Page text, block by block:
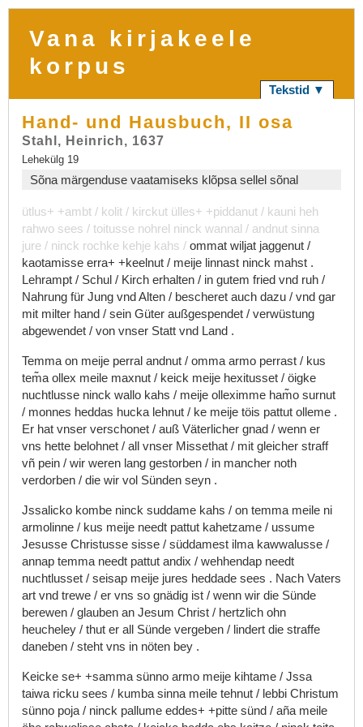
Vana kirjakeele
korpus
Tekstid ▼
Hand- und Hausbuch, II osa
Stahl, Heinrich, 1637
Lehekülg 19
Sõna märgenduse vaatamiseks klõpsa sellel sõnal
ütlus+ +ambt / kolit / kirckut ülles+ +piddanut / kauni heh
rahwo sees / toitusse nohrel ninck wannal / andnut sinna
jure / ninck rochke kehje kahs / ommat wiljat jaggenut /
kaotamisse erra+ +keelnut / meije linnast ninck mahst .
Lehrampt / Schul / Kirch erhalten / in gutem fried vnd ruh /
Nahrung für Jung vndAlten / bescheret auch dazu / vnd gar
mit milter hand / sein Güter außgespendet / verwüstung
abgewendet / von vnser Statt vnd Land .
Temma on meije perral andnut / omma armo perrast / kus
tem͂a ollex meile maxnut / keick meije hexitusset / öigke
nuchtlusse ninck wallo kahs / meije olleximme ham͂o surnut
/ monnes heddas hucka lehnut / ke meije töis pattut olleme .
Er hat vnser verschonet / auß Väterlicher gnad / wenn er
vns hette belohnet / all vnser Missethat / mit gleicher straff
vñ pein / wir weren lang gestorben / in mancher noth
verdorben / die wir vol Sünden seyn .
Jssalicko kombe ninck suddame kahs / on temma meile ni
armolinne / kus meije needt pattut kahetzame / ussume
Jesusse Christusse sisse / süddamest ilma kawwalusse /
annap temma needt pattut andix / wehhendap needt
nuchtlusset / seisap meije jures heddade sees . Nach Vaters
art vnd trewe / er vns so gnädig ist / wenn wir die Sünde
berewen / glauben an Jesum Christ / hertzlich ohn
heucheley / thut er all Sünde vergeben / lindert die straffe
daneben / steht vns in nöten bey .
Keicke se+ +samma sünno armo meije kihtame / Jssa
taiwa ricku sees / kumba sinna meile tehnut / lebbi Christum
sünno poja / ninck pallume eddes+ +pitte sünd / aña meile